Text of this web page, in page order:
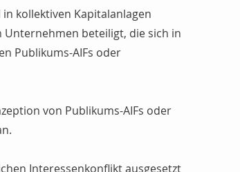
kollektiven Kapitalanlagen
beteiligt, die sich in
Publikums-AIFs oder
von Publikums-AIFs oder
Interessenkonflikt ausgesetzt